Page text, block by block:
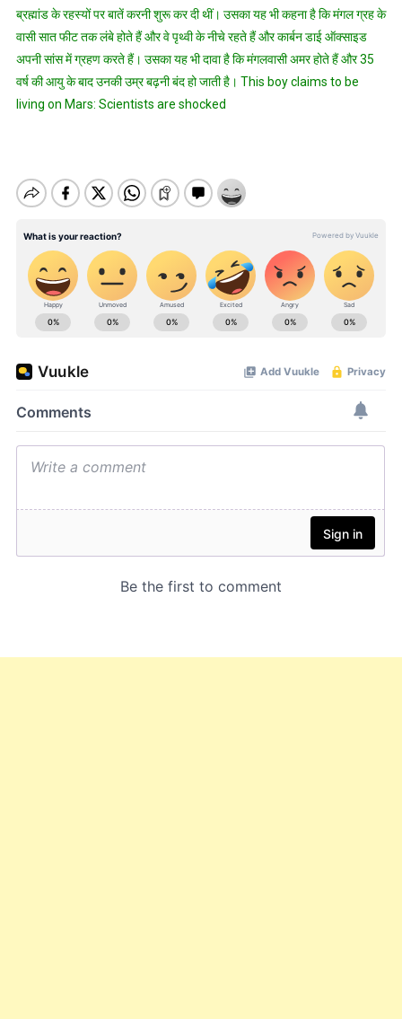
ब्रह्मांड के रहस्‍यों पर बातें करनी शुरू कर दी थीं। उसका यह भी कहना है कि मंगल ग्रह के
वासी सात फीट तक लंबे होते हैं और वे पृथ्वी के नीचे रहते हैं और कार्बन डाई ऑक्साइड
अपनी सांस में ग्रहण करते हैं। उसका यह भी दावा है कि मंगलवासी अमर होते हैं और 35
वर्ष की आयु के बाद उनकी उम्र बढ़नी बंद हो जाती है। This boy claims to be
living on Mars: Scientists are shocked